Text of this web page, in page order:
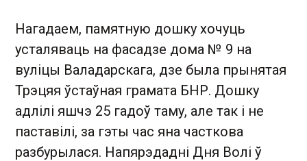
Нагадаем, памятную дошку хочуць
усталяваць на фасадзе дома № 9 на
вуліцы Валадарскага, дзе была прынятая
Трэцяя ўстаўная грамата БНР. Дошку
адлілі яшчэ 25 гадоў таму, але так і не
паставілі, за гэты час яна часткова
разбурылася. Напярэдадні Дня Волі ў